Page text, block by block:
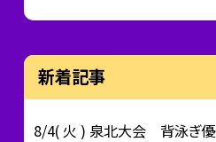
新着記事
8/4( 火 ) 泉北大会 背泳ぎ優